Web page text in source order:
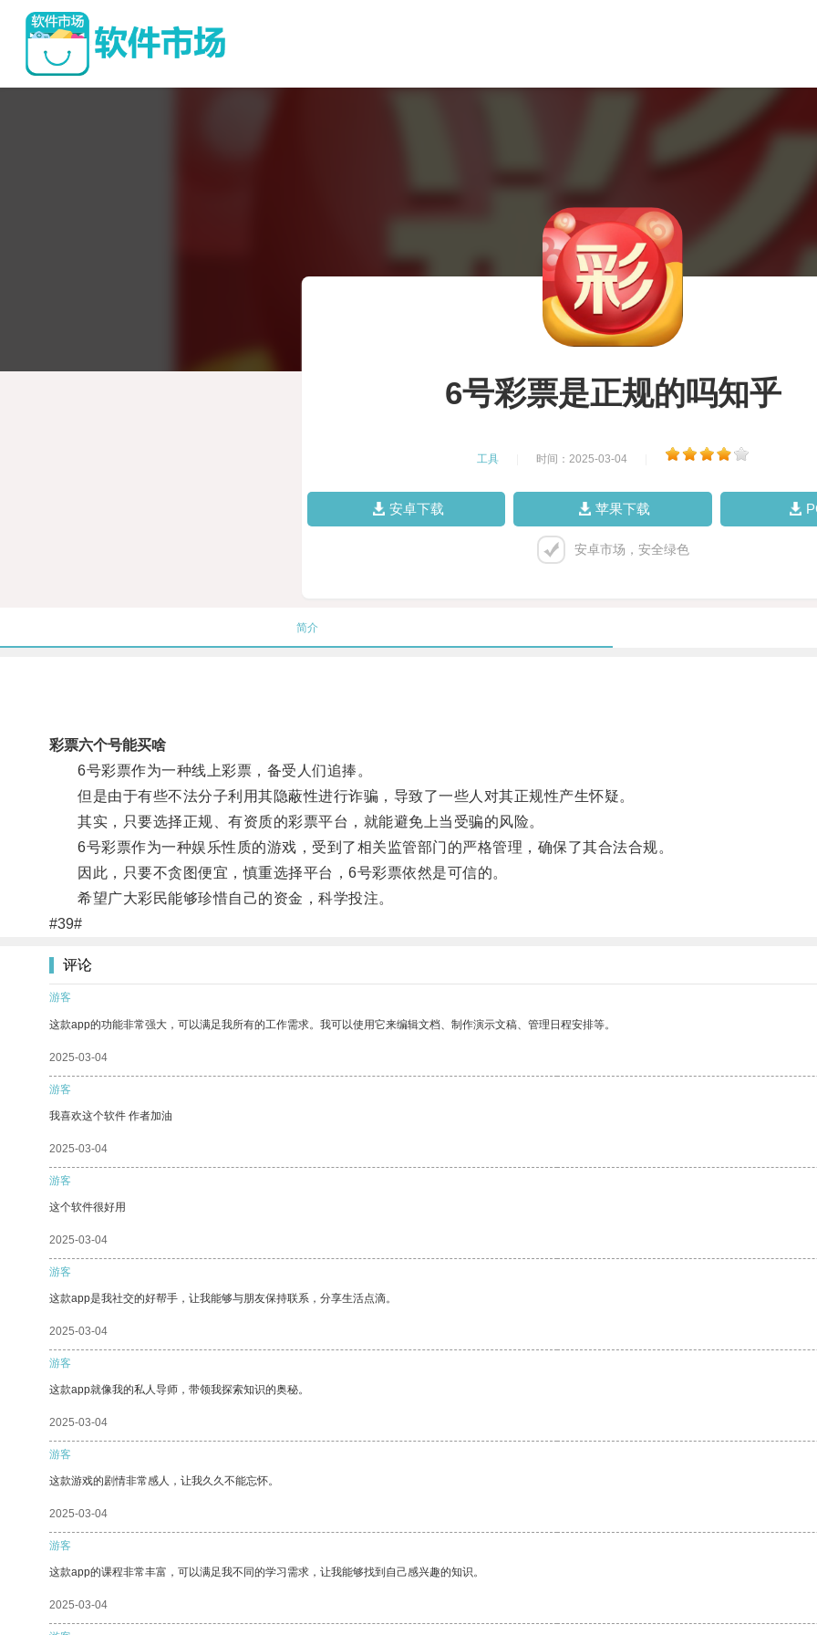
6号彩票是正规的吗知乎
工具 时间：2025-03-04
安卓下载 苹果下载
安卓市场，安全绿色
简介
彩票六个号能买啥
6号彩票作为一种线上彩票，备受人们追捧。
但是由于有些不法分子利用其隐蔽性进行诈骗，导致了一些人对其正规性产生怀疑。
其实，只要选择正规、有资质的彩票平台，就能避免上当受骗的风险。
6号彩票作为一种娱乐性质的游戏，受到了相关监管部门的严格管理，确保了其合法合规。
因此，只要不贪图便宜，慎重选择平台，6号彩票依然是可信的。
希望广大彩民能够珍惜自己的资金，科学投注。
#39#
评论
游客
这款app的功能非常强大，可以满足我所有的工作需求。我可以使用它来编辑文档、制作演示文稿、管理日程安排等。
2025-03-04
游客
我喜欢这个软件 作者加油
2025-03-04
游客
这个软件很好用
2025-03-04
游客
这款app是我社交的好帮手，让我能够与朋友保持联系，分享生活点滴。
2025-03-04
游客
这款app就像我的私人导师，带领我探索知识的奥秘。
2025-03-04
游客
这款游戏的剧情非常感人，让我久久不能忘怀。
2025-03-04
游客
这款app的课程非常丰富，可以满足我不同的学习需求，让我能够找到自己感兴趣的知识。
2025-03-04